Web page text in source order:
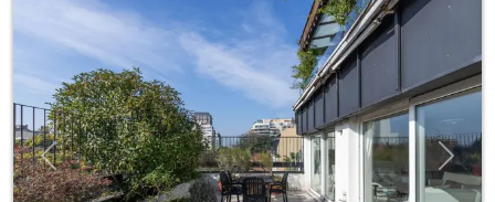
Previous Next